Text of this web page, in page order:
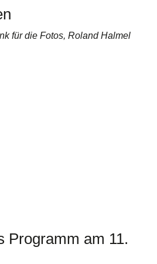
für die Fotos, Roland Halmel
Programm am 11.